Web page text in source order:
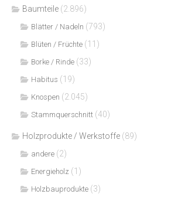
Baumteile (2.896)
Blätter / Nadeln (793)
Blüten / Früchte (11)
Borke / Rinde (33)
Habitus (19)
Knospen (2.045)
Stammquerschnitt (40)
Holzprodukte / Werkstoffe (89)
andere (2)
Energieholz (1)
Holzbauprodukte (3)